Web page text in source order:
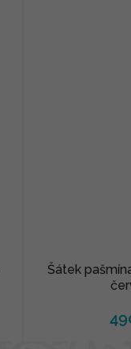
Šátek